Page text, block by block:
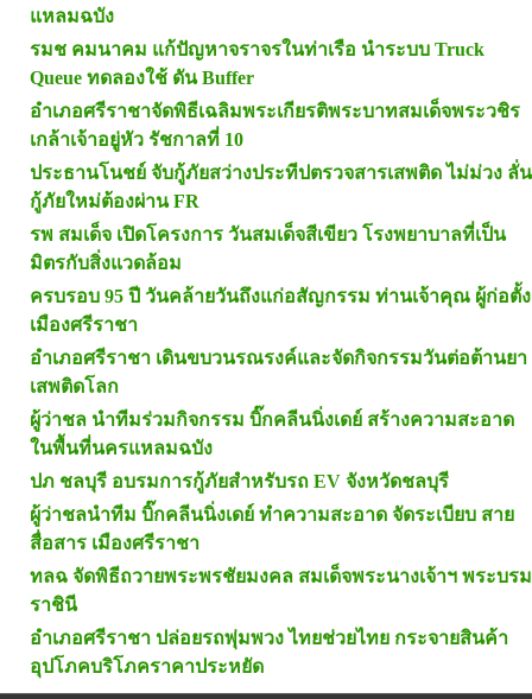
แหลมฉบัง
รมช คมนาคม แก้ปัญหาจราจรในท่าเรือ นำระบบ Truck
Queue ทดลองใช้ ดัน Buffer
อำเภอศรีราชาจัดพิธีเฉลิมพระเกียรติพระบาทสมเด็จพระวชิร
เกล้าเจ้าอยู่หัว รัชกาลที่ 10
ประธานโนชย์ จับกู้ภัยสว่างประทีปตรวจสารเสพติด ไม่ม่วง ลั่น
กู้ภัยใหม่ต้องผ่าน FR
รพ สมเด็จ เปิดโครงการ วันสมเด็จสีเขียว โรงพยาบาลที่เป็น
มิตรกับสิ่งแวดล้อม
ครบรอบ 95 ปี วันคล้ายวันถึงแก่อสัญกรรม ท่านเจ้าคุณ ผู้ก่อตั้ง
เมืองศรีราชา
อำเภอศรีราชา เดินขบวนรณรงค์และจัดกิจกรรมวันต่อต้านยา
เสพติดโลก
ผู้ว่าชล นำทีมร่วมกิจกรรม บิ๊กคลีนนิ่งเดย์ สร้างความสะอาด
ในพื้นที่นครแหลมฉบัง
ปภ ชลบุรี อบรมการกู้ภัยสำหรับรถ EV จังหวัดชลบุรี
ผู้ว่าชลนำทีม บิ๊กคลีนนิ่งเดย์ ทำความสะอาด จัดระเบียบ สาย
สื่อสาร เมืองศรีราชา
ทลฉ จัดพิธีถวายพระพรชัยมงคล สมเด็จพระนางเจ้าฯ พระบรม
ราชินี
อำเภอศรีราชา ปล่อยรถพุ่มพวง ไทยช่วยไทย กระจายสินค้า
อุปโภคบริโภคราคาประหยัด